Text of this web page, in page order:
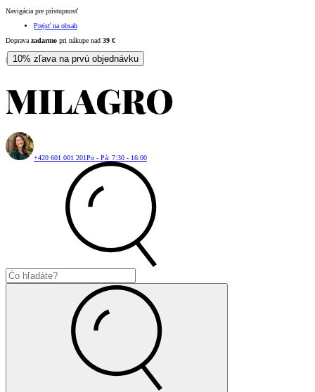
Navigácia pre prístupnosť
Prejsť na obsah
Doprava zadarmo pri nákupe nad 39 €
| 10% zľava na prvú objednávku
+420 601 001 201Po - Pá: 7:30 - 16:00